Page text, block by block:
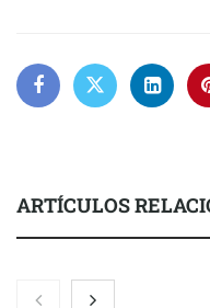
ARTÍCULOS
Eulalia Roig lanza ‘The